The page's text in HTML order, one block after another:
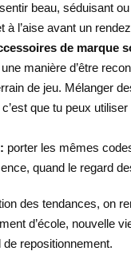
beau, séduisant
l’aise avant un
de marque
manière d’être
de jeu. Mélanger
que tu peux
porter les mêmes
quand le regard
des tendances, on
d’école, nouvelle
repositionnement.